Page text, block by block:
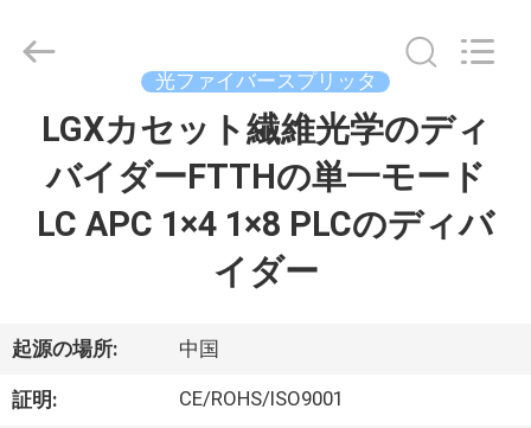
ク
ト
2019
Electronics&Communication
Reserved.
光ファイバースプリッタ
LGXカセット繊維光学のディ
バイダーFTTHの単一モード
LC APC 1×4 1×8 PLCのディバ
イダー
起源の場所: 中国
証明: CE/ROHS/ISO9001